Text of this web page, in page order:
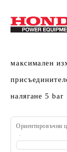
максимален
налягане 5 bar
Ориентировъчни